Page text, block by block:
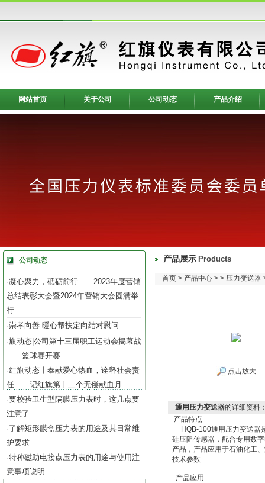
网站首页 关于公司 公司动态 产品介绍
公司动态
·凝心聚力，砥砺前行——2023年度营销
总结表彰大会暨2024年营销大会圆满举
行
·崇孝向善 暖心帮扶定向结对慰问
·旗动态|公司第十三届职工运动会揭幕战
——篮球赛开赛
·红旗动态丨奉献爱心热血，诠释社会责
任——记红旗第十二个无偿献血月
·要校验卫生型隔膜压力表时，这几点要
注意了
·了解矩形膜盒压力表的用途及其日常维
护要求
·特种磁助电接点压力表的用途与使用注
意事项说明
产品展示 Products
首页 > 产品中心 > > 压力变送器
点击放大
通用压力变送器的详细资料
产品特点
HQB-100通用压力变送器
硅压阻传感器，配合专用数
产品，产品应用于石油化工
技术参数
产品应用